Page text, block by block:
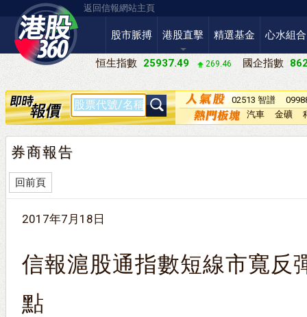
返回信報網站主頁
股市脈搏 港股直擊 精選基金 心水組合
恒生指數 25937.49 269.46 國企指數
02513 智譜
－Ｗ
汽車 金礦
券商報告
回前頁
2017年7月18日
信報滬股通指數短線市寬反
點